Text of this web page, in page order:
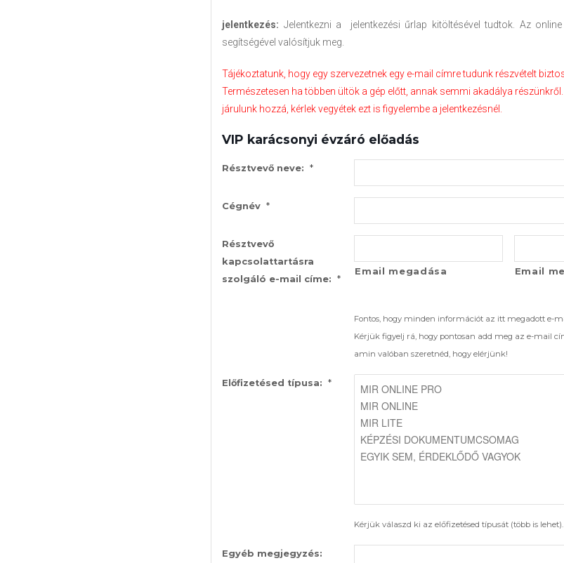
jelentkezés: Jelentkezni a jelentkezési űrlap kitöltésével tudtok. Az
segítségével valósítjuk meg.
Tájékoztatunk, hogy egy szervezetnek egy e-mail címre tudunk részvételt
Természetesen ha többen ültök a gép előtt, annak semmi akadálya
járulunk hozzá, kérlek vegyétek ezt is figyelembe a jelentkezésnél.
VIP karácsonyi évzáró előadás
Résztvevő neve: *
Cégnév *
Résztvevő
kapcsolattartásra
szolgáló e-mail címe: *
Email megadása Email
Fontos, hogy minden információt az itt megadott e-
Kérjük figyelj rá, hogy pontosan add meg az e-mail
amin valóban szeretnéd, hogy elérjünk!
Előfizetésed típusa: *
Kérjük válaszd ki az előfizetésed típusát (több is lehet).
Egyéb megjegyzés: